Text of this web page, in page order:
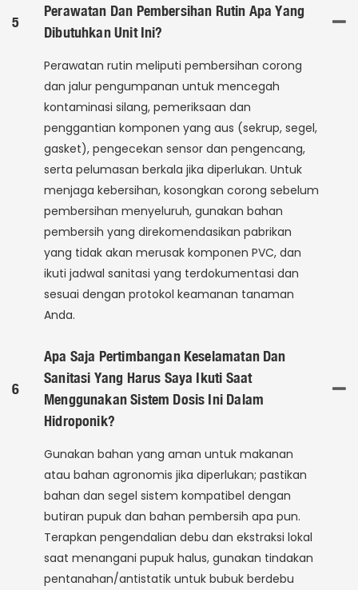
5
Perawatan Dan Pembersihan Rutin Apa Yang
Dibutuhkan Unit Ini?
Perawatan rutin meliputi pembersihan corong
dan jalur pengumpanan untuk mencegah
kontaminasi silang, pemeriksaan dan
penggantian komponen yang aus (sekrup, segel,
gasket), pengecekan sensor dan pengencang,
serta pelumasan berkala jika diperlukan. Untuk
menjaga kebersihan, kosongkan corong sebelum
pembersihan menyeluruh, gunakan bahan
pembersih yang direkomendasikan pabrikan
yang tidak akan merusak komponen PVC, dan
ikuti jadwal sanitasi yang terdokumentasi dan
sesuai dengan protokol keamanan tanaman
Anda.
6
Apa Saja Pertimbangan Keselamatan Dan
Sanitasi Yang Harus Saya Ikuti Saat
Menggunakan Sistem Dosis Ini Dalam
Hidroponik?
Gunakan bahan yang aman untuk makanan
atau bahan agronomis jika diperlukan; pastikan
bahan dan segel sistem kompatibel dengan
butiran pupuk dan bahan pembersih apa pun.
Terapkan pengendalian debu dan ekstraksi lokal
saat menangani pupuk halus, gunakan tindakan
pentanahan/antistatik untuk bubuk berdebu